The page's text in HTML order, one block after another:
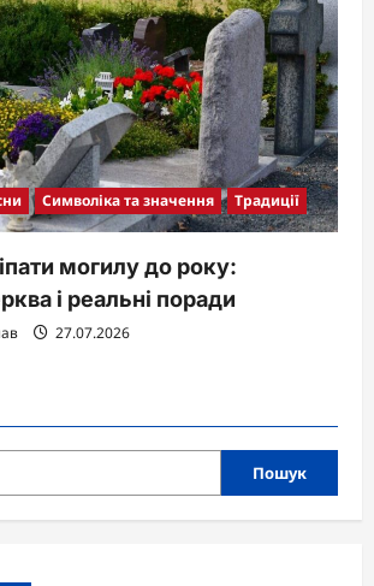
Символіка та значення Традиції
могилу до року:
і реальні поради
27.07.2026
Пошук